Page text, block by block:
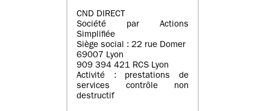
CND DIRECT
Société par Actions
Simplifiée
Siège social : 22 rue Domer
69007 Lyon
909 394 421 RCS Lyon
Activité : prestations de
services contrôle non
destructif